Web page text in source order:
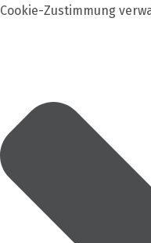
Cookie-Zustimmung